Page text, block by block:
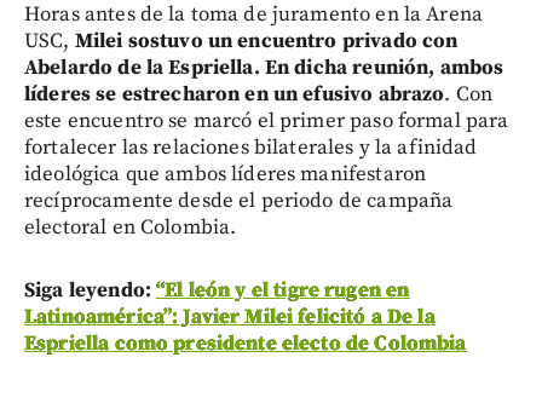
Horas antes de la toma de juramento en la Arena
USC, Milei sostuvo un encuentro privado con
Abelardo de la Espriella. En dicha reunión, ambos
líderes se estrecharon en un efusivo abrazo. Con
este encuentro se marcó el primer paso formal para
fortalecer las relaciones bilaterales y la afinidad
ideológica que ambos líderes manifestaron
recíprocamente desde el periodo de campaña
electoral en Colombia.
Siga leyendo:“El león y el tigre rugen en
Latinoamérica”: Javier Milei felicitó a De la
Espriella como presidente electo de Colombia